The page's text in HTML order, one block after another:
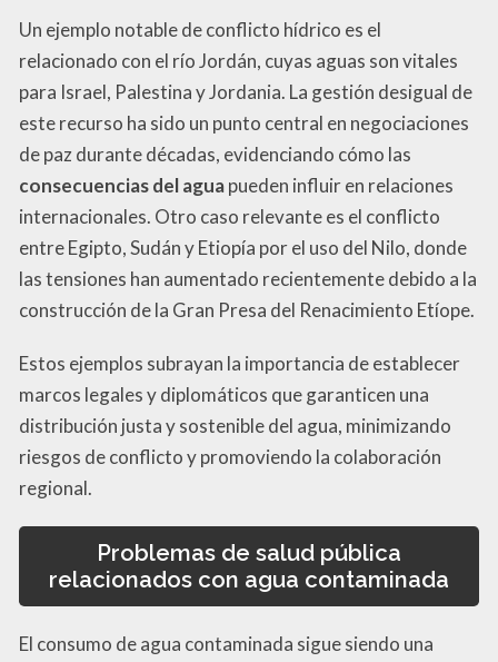
Un ejemplo notable de conflicto hídrico es el
relacionado con el río Jordán, cuyas aguas son vitales
para Israel, Palestina y Jordania. La gestión desigual de
este recurso ha sido un punto central en negociaciones
de paz durante décadas, evidenciando cómo las
consecuencias del aguapueden influir en relaciones
internacionales. Otro caso relevante es el conflicto
entre Egipto, Sudán y Etiopía por el uso del Nilo, donde
las tensiones han aumentado recientemente debido a la
construcción de la Gran Presa del Renacimiento Etíope.
Estos ejemplos subrayan la importancia de establecer
marcos legales y diplomáticos que garanticen una
distribución justa y sostenible del agua, minimizando
riesgos de conflicto y promoviendo la colaboración
regional.
Problemas de salud pública
relacionados con agua contaminada
El consumo de agua contaminada sigue siendo una